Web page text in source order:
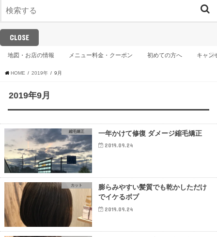
CLOSE
地図・お店の情報 メニュー料金・クーポン 初めての方へ キャン
HOME 2019年 9月
2019年9月
縮毛矯正 一年かけて修復 ダメージ縮毛矯正
2019.09.24
カット
膨らみやすい髪質でも乾かしただけ
でイケるボブ
2019.09.24